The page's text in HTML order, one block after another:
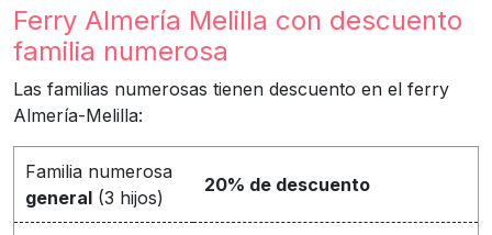
Ferry Almería Melilla con descuento
familia numerosa
Las familias numerosas tienen descuento en el ferry
Almería-Melilla:
Familia numerosa
general (3 hijos)
20% de descuento